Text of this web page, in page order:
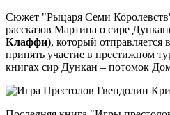
Сюжет "Рыцаря Семи
рассказов Мартина о сире
Клаффи), который отправляется
принять участие в престижном
книгах сир Дункан – потомок